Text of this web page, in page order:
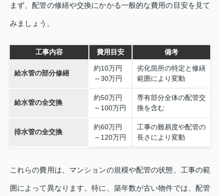
まず、配管の修繕や交換にかかる一般的な費用の目安を見て
みましょう。
工事内容 費用目安 備考
給水管の部分修繕
約10万円
～30万円
劣化箇所の特定と修繕
範囲により変動
給水管の全交換
約50万円
～100万円
専有部分全体の配管交
換を含む
排水管の全交換
約60万円
～120万円
工事の難易度や配管の
長さにより変動
これらの費用は、マンションの規模や配管の状態、工事の範
囲によって異なります。特に、築年数が古い物件では、配管